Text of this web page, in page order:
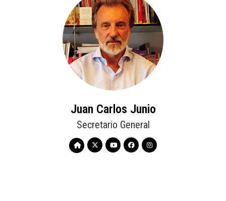
Juan Carlos Junio
Secretario General